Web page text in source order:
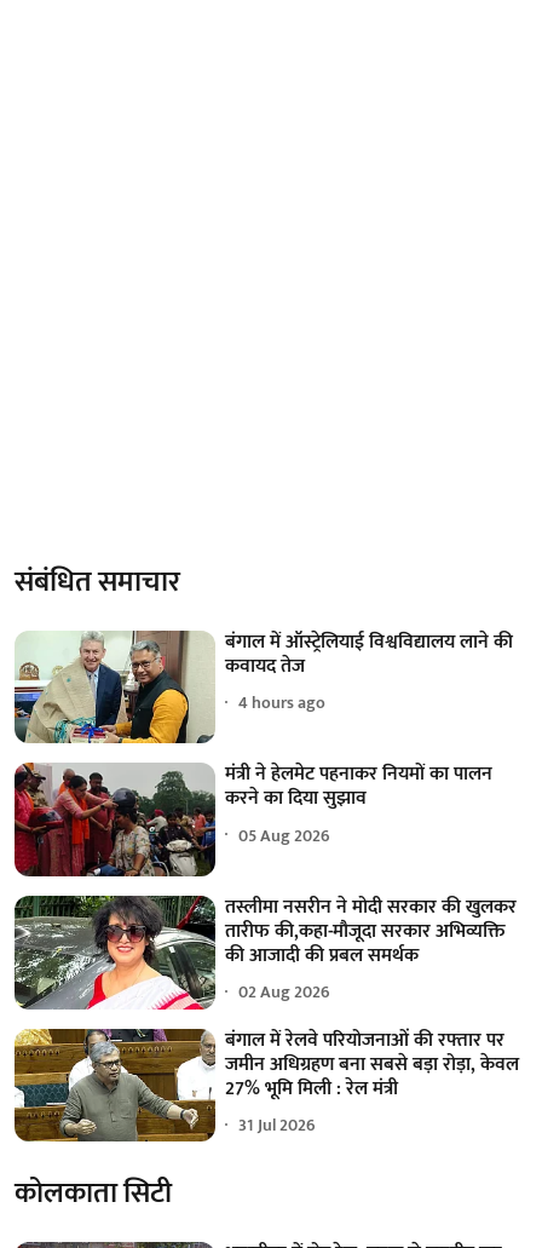
संबंधित समाचार
बंगाल में ऑस्ट्रेलियाई विश्वविद्यालय लाने की
कवायद तेज
4 hours ago
मंत्री ने हेलमेट पहनाकर नियमों का पालन
करने का दिया सुझाव
05 Aug 2026
तस्लीमा नसरीन ने मोदी सरकार की खुलकर
तारीफ की,कहा-मौजूदा सरकार अभिव्यक्ति
की आजादी की प्रबल समर्थक
02 Aug 2026
बंगाल में रेलवे परियोजनाओं की रफ्तार पर
जमीन अधिग्रहण बना सबसे बड़ा रोड़ा, केवल
27% भूमि मिली : रेल मंत्री
31 Jul 2026
कोलकाता सिटी